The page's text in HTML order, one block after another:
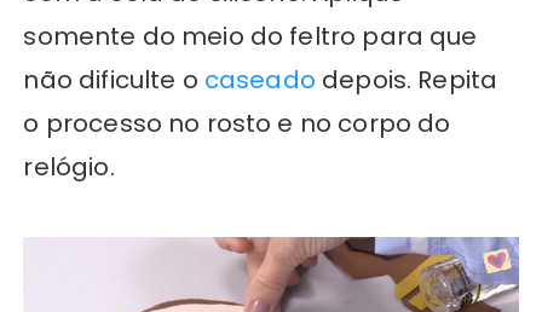
somente do meio do feltro para que
não dificulte o caseado depois. Repita
o processo no rosto e no corpo do
relógio.